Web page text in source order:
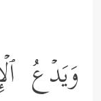
وَیَدۡعُ